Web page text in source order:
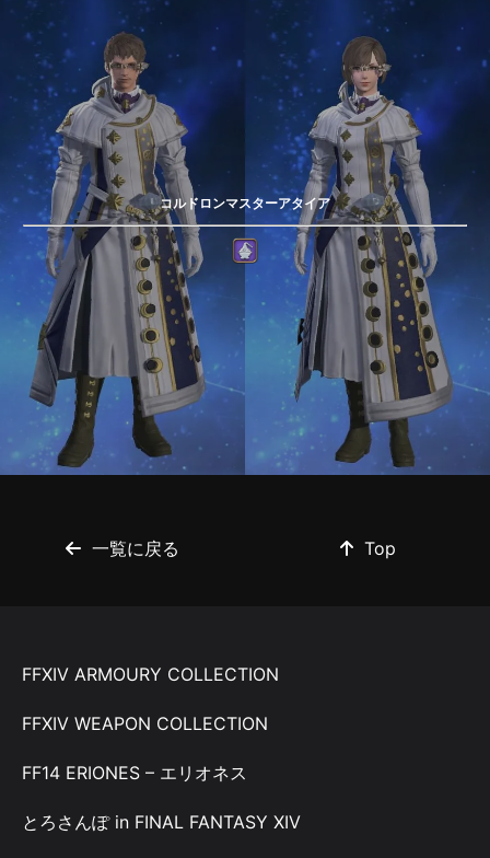
コルドロンマスターアタイア
一覧に戻る Top
FFXIV ARMOURY COLLECTION
FFXIV WEAPON COLLECTION
FF14 ERIONES – エリオネス
とろさんぽ in FINAL FANTASY XIV